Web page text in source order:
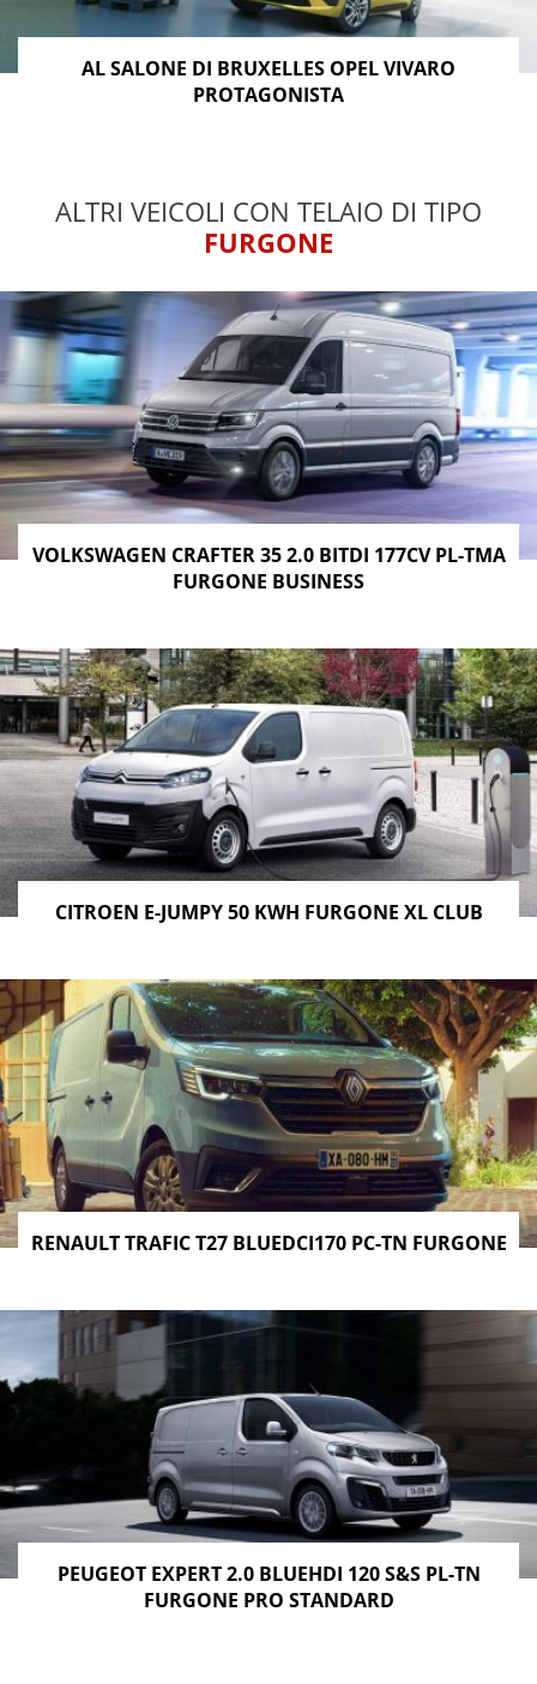
AL SALONE DI BRUXELLES OPEL VIVARO
PROTAGONISTA
ALTRI VEICOLI CON TELAIO DI TIPO
FURGONE
VOLKSWAGEN CRAFTER 35 2.0 BITDI 177CV PL-TMA
FURGONE BUSINESS
CITROEN E-JUMPY 50 KWH FURGONE XL CLUB
RENAULT TRAFIC T27 BLUEDCI170 PC-TN FURGONE
PEUGEOT EXPERT 2.0 BLUEHDI 120 S&S PL-TN
FURGONE PRO STANDARD